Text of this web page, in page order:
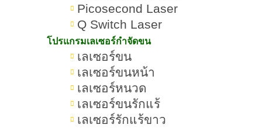
Picosecond Laser
Q Switch Laser
โปรแกรมเลเซอร์กำจัดขน
เลเซอร์ขน
เลเซอร์ขนหน้า
เลเซอร์หนวด
เลเซอร์ขนรักแร้
เลเซอร์รักแร้ขาว
สารบัญเนื้อหา Thermage